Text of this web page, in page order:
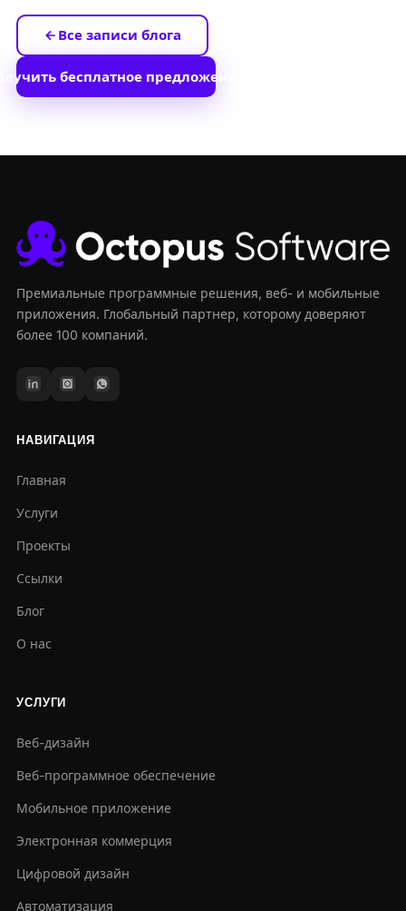
Все записи блога
бесплатное предложение
Премиальные программные решения, веб- и мобильные
приложения. Глобальный партнер, которому доверяют
более 100 компаний.
НАВИГАЦИЯ
Главная
Услуги
Проекты
Ссылки
Блог
О нас
УСЛУГИ
Веб-дизайн
Веб-программное обеспечение
Мобильное приложение
Электронная коммерция
Цифровой дизайн
Автоматизация